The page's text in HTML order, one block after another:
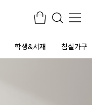
학생&서재 침실가구